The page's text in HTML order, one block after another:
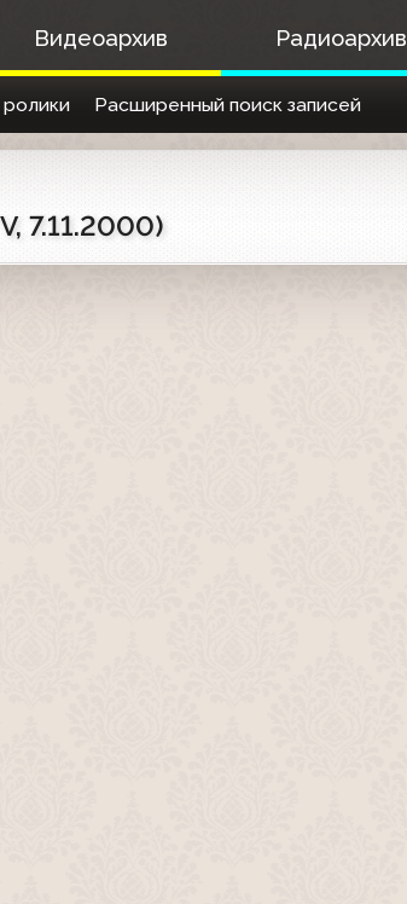
Видеоархив Радиоархив
Расширенный поиск записей
7.11.2000)